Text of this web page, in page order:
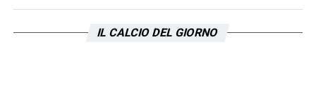
IL CALCIO DEL GIORNO